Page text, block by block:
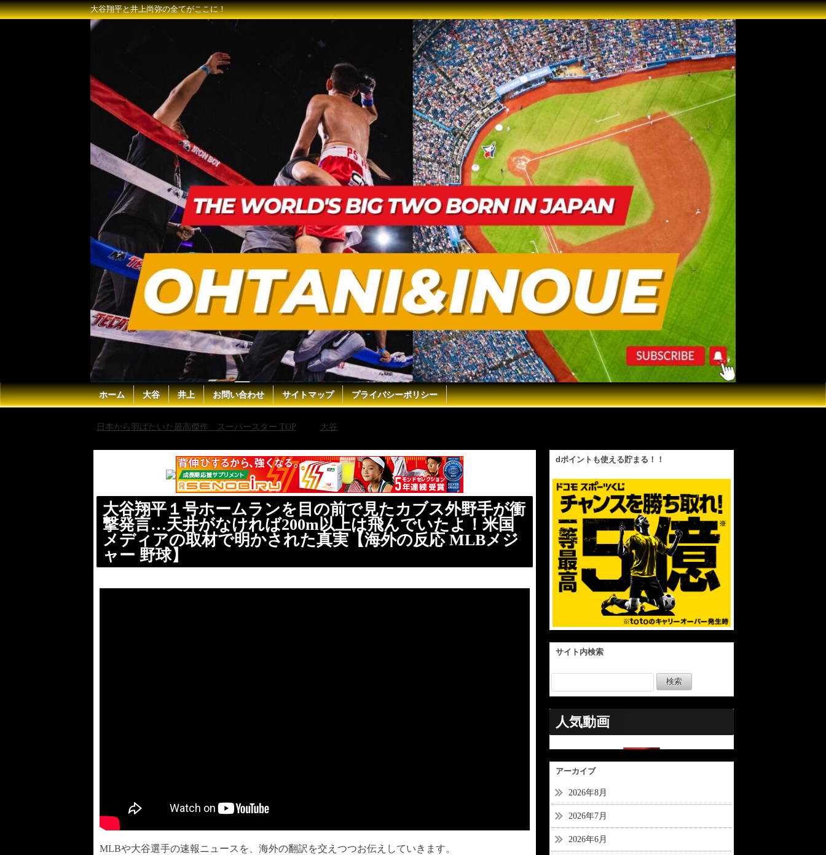
大谷翔平と井上尚弥の全てがここに！
ホーム 大谷 井上 お問い合わせ サイトマップ プライバシーポリシー
日本から羽ばたいた最高傑作 スーパースター TOP 大谷
大谷翔平１号ホームランを目の前で見たカブス外野手が衝
撃発言…天井がなければ200m以上は飛んでいたよ！米国
メディアの取材で明かされた真実【海外の反応 MLBメジ
ャー 野球】
MLBや大谷選手の速報ニュースを、海外の翻訳を交えつつお伝えしていきます。
dポイントも使える貯まる！！
サイト内検索
人気動画
アーカイブ
2026年8月
2026年7月
2026年6月